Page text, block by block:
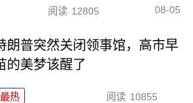
阅读 12805 08-05
朗普突然关闭领事馆，高市早
的美梦该醒了
最热 阅读 10855